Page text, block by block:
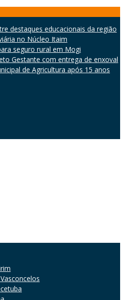
destaques educacionais da região
no Núcleo Itaim
seguro rural em Mogi
Gestante com entrega de enxoval
de Agricultura após 15 anos